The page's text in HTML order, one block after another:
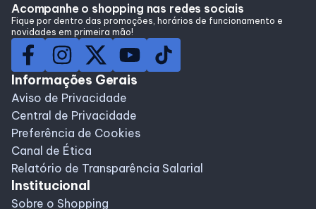
Acompanhe o shopping nas redes sociais
Fique por dentro das promoções, horários de funcionamento e
novidades em primeira mão!
Informações Gerais
Aviso de Privacidade
Central de Privacidade
Preferência de Cookies
Canal de Ética
Relatório de Transparência Salarial
Institucional
Sobre o Shopping